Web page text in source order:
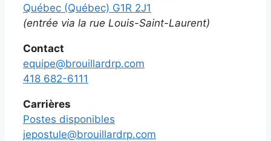
Québec (Québec) G1R 2J1
(entrée via la rue Louis-Saint-Laurent)
Contact
equipe@brouillardrp.com
418 682-6111
Carrières
Postes disponibles
jepostule@brouillardrp.com